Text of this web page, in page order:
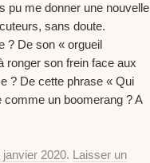
pu me donner une nouvelle
sans doute.
? De son « orgueil
ronger son frein face aux
? De cette phrase « Qui
un boomerang ? A
janvier 2020. Laisser un